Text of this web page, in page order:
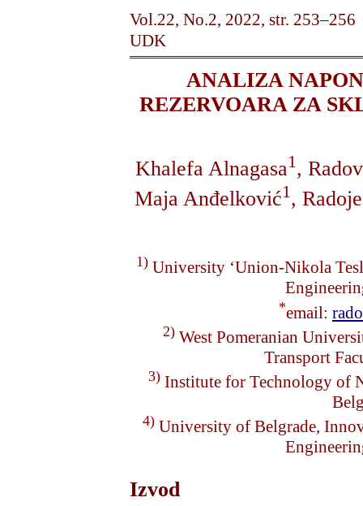
Vol.22, No.2, 2022, str. 253–256
UDK
ANALIZA
REZERVOARA ZA
Khalefa Alnagasa1,
Maja Anđelković1 ,
1) University ‘Union-Nikola
*email:
2)West Pomeranian
Transport
3) Institute for Technology of
4) University of Belgrade,
Izvod